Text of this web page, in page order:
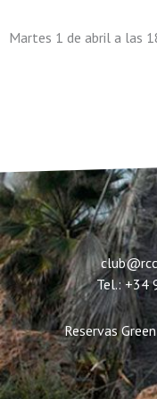
Martes 1 de abril a las
Tel.: +34
Reservas